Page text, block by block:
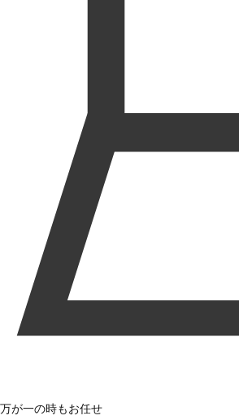
万が一の時もお任せ